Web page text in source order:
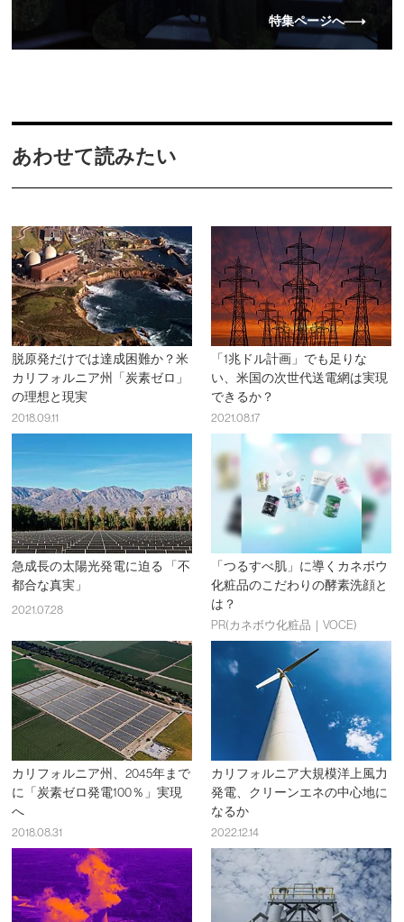
特集ページへ
あわせて読みたい
脱原発だけでは達成困難か？米
カリフォルニア州「炭素ゼロ」
の理想と現実
2018.09.11
「1兆ドル計画」でも足りな
い、米国の次世代送電網は実現
できるか？
2021.08.17
急成長の太陽光発電に迫る 「不
都合な真実」
2021.07.28
「つるすべ肌」に導くカネボウ
化粧品のこだわりの酵素洗顔と
は？
PR(カネボウ化粧品｜VOCE)
カリフォルニア州、2045年まで
に「炭素ゼロ発電100％」実現
へ
2018.08.31
カリフォルニア大規模洋上風力
発電、クリーンエネの中心地に
なるか
2022.12.14